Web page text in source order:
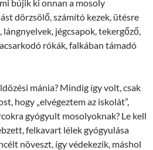
bújik ki onnan a mosoly
dörzsölő, számító kezek, ütésre
jégcsapok, tekergőző,
rókák, falkában támadó
mánia? Mindig így volt, csak
hogy „elvégeztem az iskolát”,
gyógyult mosolyoknak? Le kell
felkavart lélek gyógyulása
növeszt, így védekezik, máshol